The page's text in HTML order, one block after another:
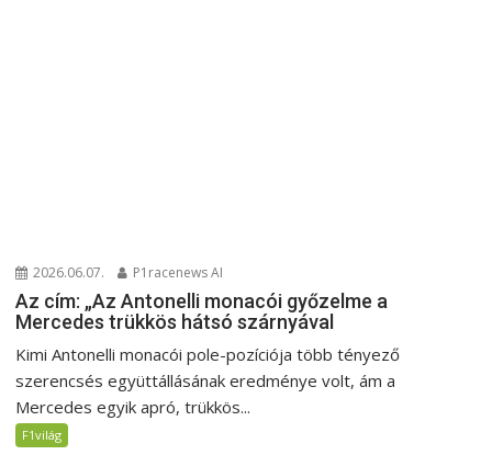
2026.06.07. P1racenews AI
Az cím: „Az Antonelli monacói győzelme a
Mercedes trükkös hátsó szárnyával
Kimi Antonelli monacói pole-pozíciója több tényező
szerencsés együttállásának eredménye volt, ám a
Mercedes egyik apró, trükkös...
F1világ